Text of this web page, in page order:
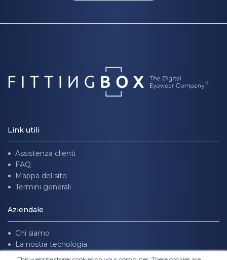
Link utili
Assistenza clienti
FAQ
Mappa del sito
Termini generali
Aziendale
Chi siamo
La nostra tecnologia
Unisciti a noi